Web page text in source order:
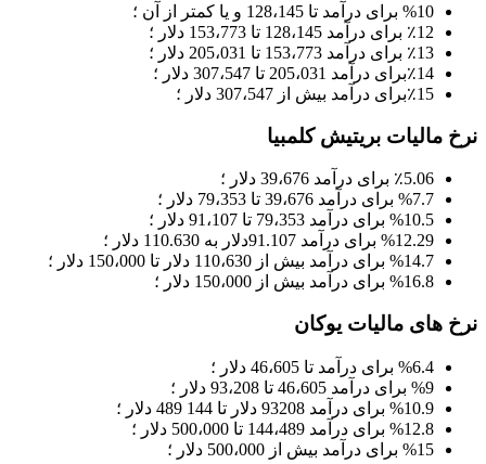
%10 برای درآمد تا 128،145 و یا کمتر از آن ؛
٪12 برای درآمد 128،145 تا 153،773 دلار ؛
٪13 برای درآمد 153،773 تا 205،031 دلار ؛
٪14برای درآمد 205،031 تا 307،547 دلار ؛
٪15برای درآمد بیش از 307،547 دلار ؛
نرخ مالیات بریتیش کلمبیا
٪5.06 برای درآمد 39،676 دلار ؛
%7.7 برای درآمد 39،676 تا 79،353 دلار ؛
%10.5 برای درآمد 79،353 تا 91،107 دلار ؛
%12.29 برای درآمد 91.107دلار به 110.630 دلار ؛
%14.7 برای درآمد بیش از 110،630 دلار تا 150،000 دلار ؛
%16.8 برای درآمد بیش از 150،000 دلار ؛
نرخ های مالیات یوکان
%6.4 برای درآمد تا 46،605 دلار ؛
%9 برای درآمد 46،605 تا 93،208 دلار ؛
%10.9 برای درآمد 93208 دلار تا 144 489 دلار ؛
%12.8 برای درآمد 144،489 تا 500،000 دلار ؛
%15 برای درآمد بیش از 500،000 دلار ؛